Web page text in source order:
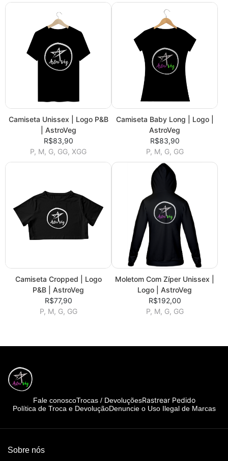
Camiseta Unissex | Logo P&B
| AstroVeg
R$83,90
P, M, G, GG, XGG
Camiseta Baby Long | Logo |
AstroVeg
R$83,90
P, M, G, GG
Camiseta Cropped | Logo
P&B | AstroVeg
R$77,90
P, M, G, GG
Moletom Com Zíper Unissex |
Logo | AstroVeg
R$192,00
P, M, G, GG
Fale conoscoTrocas / DevoluçõesRastrear Pedido
Política de Troca e DevoluçãoDenuncie o Uso Ilegal de Marcas
Sobre nós